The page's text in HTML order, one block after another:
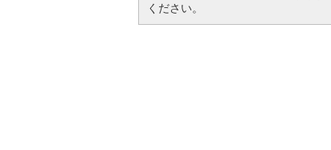
ください。